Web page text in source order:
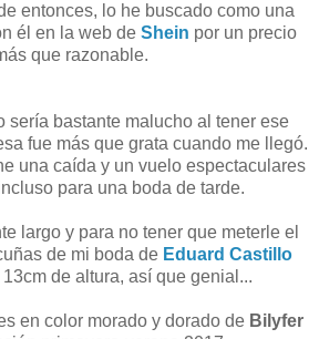
entonces, lo he buscado como una
él en la web de Shein por un precio
que razonable.
sería bastante malucho al tener ese
fue más que grata cuando me llegó.
una caída y un vuelo espectaculares
para una boda de tarde.
largo y para no tener que meterle el
de mi boda de Eduard Castillo
de altura, así que genial...
en color morado y dorado de Bilyfer